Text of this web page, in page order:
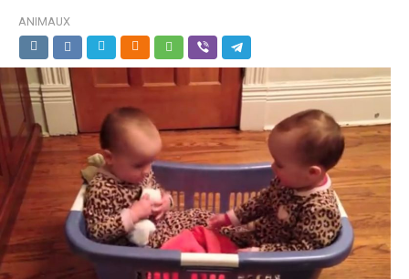
ANIMAUX